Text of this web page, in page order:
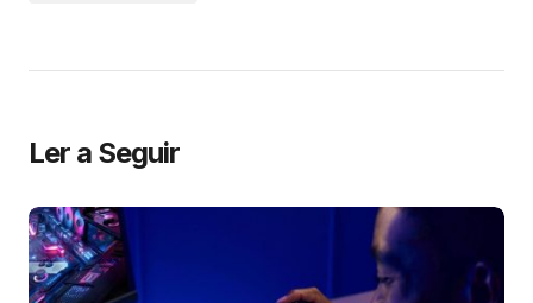
Ler a Seguir